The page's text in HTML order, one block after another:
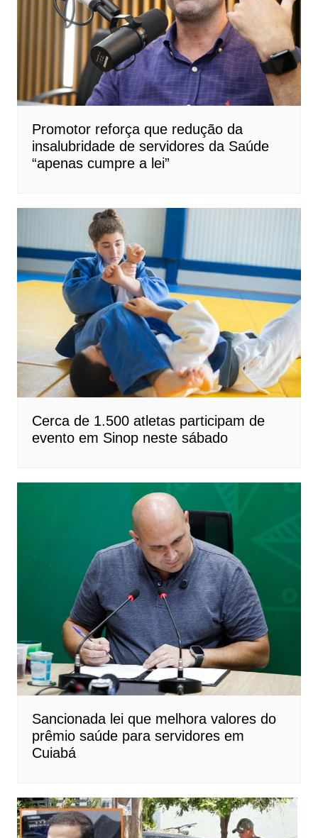
Promotor reforça que redução da
insalubridade de servidores da Saúde
“apenas cumpre a lei”
Cerca de 1.500 atletas participam de
evento em Sinop neste sábado
Sancionada lei que melhora valores do
prêmio saúde para servidores em
Cuiabá